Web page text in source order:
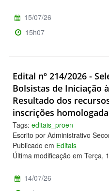
15/07/26
15h07
Edital nº 214/2026 -
Bolsistas de Iniciação
Resultado dos
inscrições
Tags: editais_proen
Escrito por Administrativo
Publicado em Editais
Última modificação em Terça,
14/07/26